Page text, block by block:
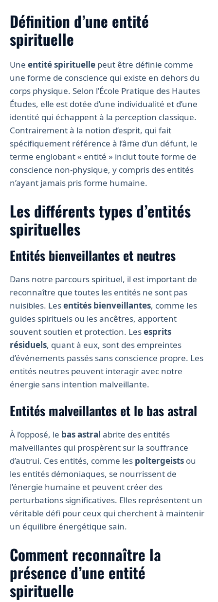
Définition d’une entité
spirituelle
Une entité spirituelle peut être définie comme
une forme de conscience qui existe en dehors du
corps physique. Selon l’École Pratique des Hautes
Études, elle est dotée d’une individualité et d’une
identité qui échappent à la perception classique.
Contrairement à la notion d’esprit, qui fait
spécifiquement référence à l’âme d’un défunt, le
terme englobant « entité » inclut toute forme de
conscience non-physique, y compris des entités
n’ayant jamais pris forme humaine.
Les différents types d’entités
spirituelles
Entités bienveillantes et neutres
Dans notre parcours spirituel, il est important de
reconnaître que toutes les entités ne sont pas
nuisibles. Lesentités bienveillantes, comme les
guides spirituels ou les ancêtres, apportent
souvent soutien et protection. Lesesprits
résiduels, quant à eux, sont des empreintes
d’événements passés sans conscience propre. Les
entités neutres peuvent interagir avec notre
énergie sans intention malveillante.
Entités malveillantes et le bas astral
À l’opposé, le bas astral abrite des entités
malveillantes qui prospèrent sur la souffrance
d’autrui. Ces entités, comme les poltergeists ou
les entités démoniaques, se nourrissent de
l’énergie humaine et peuvent créer des
perturbations significatives. Elles représentent un
véritable défi pour ceux qui cherchent à maintenir
un équilibre énergétique sain.
Comment reconnaître la
présence d’une entité
spirituelle